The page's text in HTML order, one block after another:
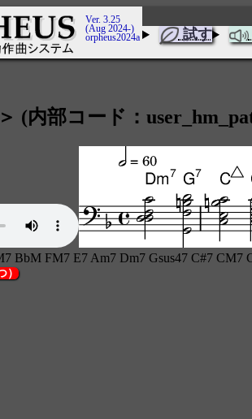
Ver. 3.25
(Aug 2024-)
orpheus2024a 試す
(内部コード：
BbM FM7 E7 Am7 Dm7 Gsus47 C#7 CM7
）